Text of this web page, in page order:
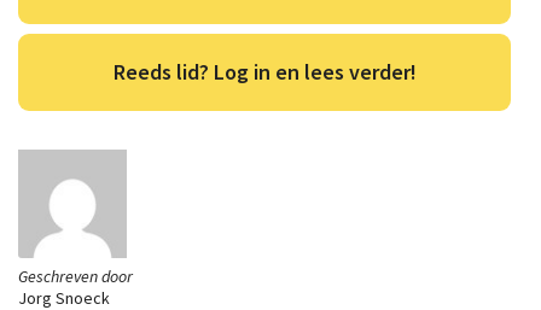
Geschreven door
Jorg Snoeck
Reeds lid? Log in en lees verder!